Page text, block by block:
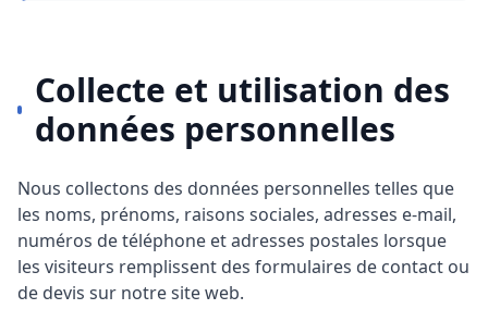
Collecte et utilisation des
données personnelles
Nous collectons des données personnelles telles que
les noms, prénoms, raisons sociales, adresses e-mail,
numéros de téléphone et adresses postales lorsque
les visiteurs remplissent des formulaires de contact ou
de devis sur notre site web.